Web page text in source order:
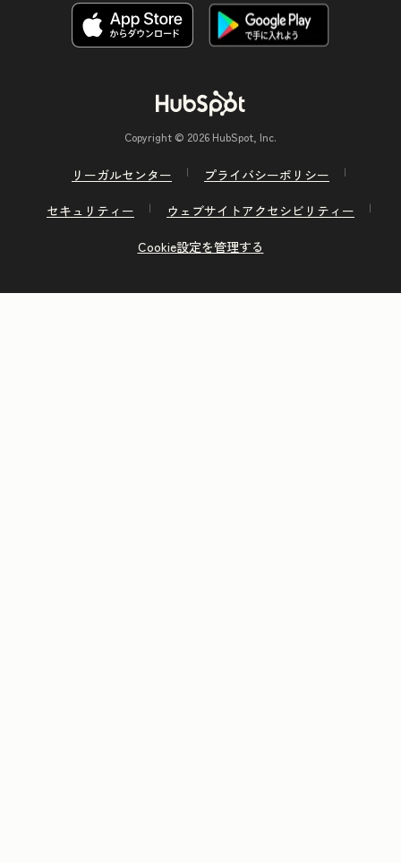
Copyright © 2026 HubSpot, Inc.
リーガルセンター
プライバシーポリシー
セキュリティー
ウェブサイトアクセシビリティー
Cookie設定を管理する